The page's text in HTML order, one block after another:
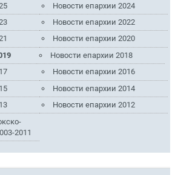
Новости епархии 2024
Новости епархии 2022
Новости епархии 2020
Новости епархии 2018
Новости епархии 2016
Новости епархии 2014
Новости епархии 2012
2011